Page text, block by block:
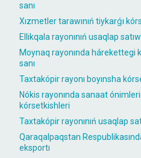
sanı
Xızmetler tarawınıń tiykarǵı
Ellikqala rayonınıń usaqlap
Moynaq rayonında hárekettegi
sanı
Taxtakópir rayonı boyınsha
Nókis rayonında sanaat
kórsetkishleri
Taxtakópir rayonınıń usaqlap
Qaraqalpaqstan
eksportı